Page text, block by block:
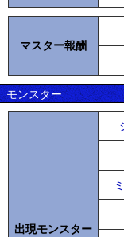
マスター報酬
モンスター
出現モンスター